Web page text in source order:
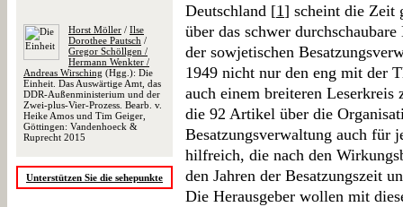
Horst Möller / Ilse
Dorothee Pautsch /
Gregor Schöllgen /
Hermann Wenkter /
Andreas Wirsching (Hgg.): Die
Einheit. Das Auswärtige Amt, das
DDR-Außenministerium und der
Zwei-plus-Vier-Prozess. Bearb. v.
Heike Amos und Tim Geiger,
Göttingen: Vandenhoeck &
Ruprecht 2015
Unterstützen Sie die sehepunkte
Deutschland [1] scheint die Zeit
über das schwer
der sowjetischen
1949 nicht nur den eng mit der
auch einem breiteren
die 92 Artikel über die
Besatzungsverwaltung auch für
hilfreich, die nach den
den Jahren der Besatzungszeit
Die Herausgeber wollen mit